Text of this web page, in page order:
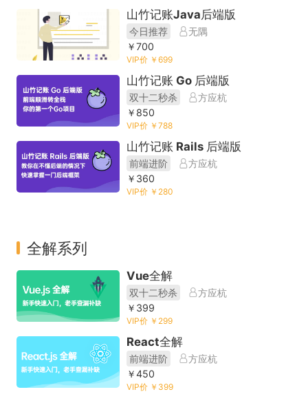
山竹记账Java后端版
今日推荐
无隅
￥700
VIP价 ￥699
山竹记账 Go 后端版
双十二秒杀
方应杭
￥850
VIP价 ￥788
山竹记账 Rails 后端版
前端进阶
方应杭
￥360
VIP价 ￥280
全解系列
Vue全解
双十二秒杀
方应杭
￥399
VIP价 ￥299
React全解
前端进阶
方应杭
￥450
VIP价 ￥399